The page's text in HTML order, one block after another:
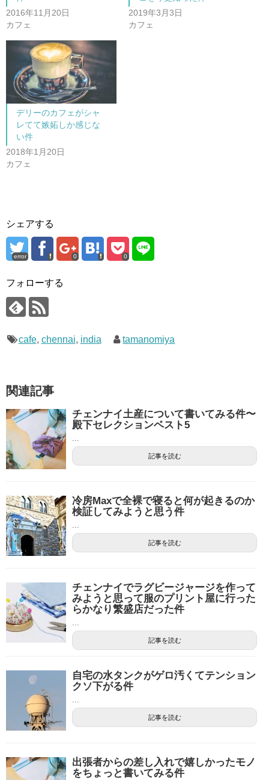
ウ
ィ
ン
ウ
で
開
き
ま
す
)
て
く
い
(
新
し
い
ウ
ィ
ン
ド
ウ
で
開
き
)
2016年11月20日
カフェ
2019年3月3日
カフェ
デリーのカフェがシャ
レてて嫉妬しか感じな
い件
2018年1月20日
カフェ
シェアする
error 0 0
フォローする
cafe, chennai, india tamanomiya
関連記事
チェンナイ土産について書いてみる件〜
殿下セレクションベスト5
...
記事を読む
冷房Maxで全裸で寝ると何が起きるのか
検証してみようと思う件
...
記事を読む
チェンナイでラグビージャージを作って
みようと思って服のプリント屋に行った
らかなり繁盛店だった件
...
記事を読む
自宅の水タンクがゲロ汚くてテンション
クソ下がる件
...
記事を読む
出張者からの差し入れで嬉しかったモノ
をちょっと書いてみる件